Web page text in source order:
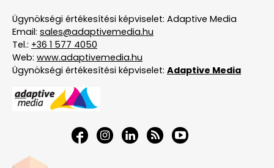
Ügynökségi értékesítési képviselet: Adaptive Media
Email: sales@adaptivemedia.hu
Tel.: +36 1 577 4050
Web: www.adaptivemedia.hu
Ügynökségi értékesítési képviselet: Adaptive Media